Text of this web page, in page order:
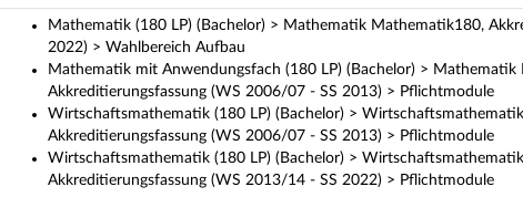
Mathematik (180 LP) (Bachelor) > Mathematik Mathematik180,
2022) > Wahlbereich Aufbau
Mathematik mit Anwendungsfach (180 LP) (Bachelor) >
Akkreditierungsfassung (WS 2006/07 - SS 2013) > Pflichtmodule
Wirtschaftsmathematik (180 LP) (Bachelor) >
Akkreditierungsfassung (WS 2006/07 - SS 2013) > Pflichtmodule
Wirtschaftsmathematik (180 LP) (Bachelor) >
Akkreditierungsfassung (WS 2013/14 - SS 2022) > Pflichtmodule